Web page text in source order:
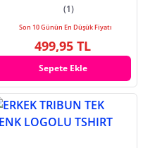
(1)
Son 10 Günün En Düşük Fiyatı
499,95 TL
Sepete Ekle